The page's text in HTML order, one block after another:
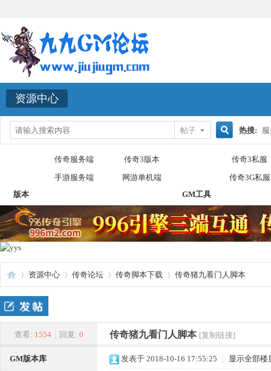
资源中心
帖子
热搜:
版本
传奇服务端
传奇3版本
手游服务端
网游单机端
GM工具
传奇3私服
传奇3G私服
资源中心 传奇论坛 传奇脚本下载 传奇猪九看门人脚本
查看: 1554 | 回复: 0 传奇猪九看门人脚本 [复制链接]
GM版本库 发表于 2018-10-16 17:55:25 | 显示全部楼